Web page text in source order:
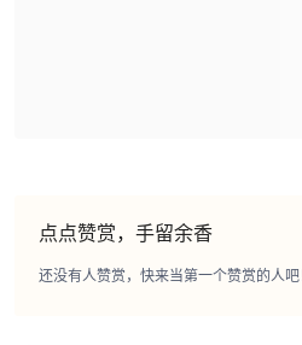
点点赞赏，手留余香
还没有人赞赏，快来当第一个赞赏的人吧